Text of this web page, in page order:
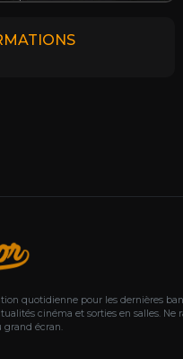
quotidienne pour les dernières
cinéma et sorties en salles. Ne
grand écran.